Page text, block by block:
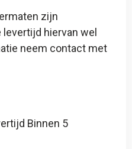
zijn
hiervan wel
neem contact met
Binnen 5